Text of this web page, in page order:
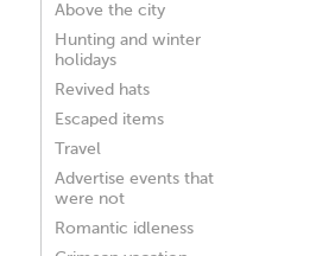
Above the city
Hunting and winter
holidays
Revived hats
Escaped items
Travel
Advertise events that
were not
Romantic idleness